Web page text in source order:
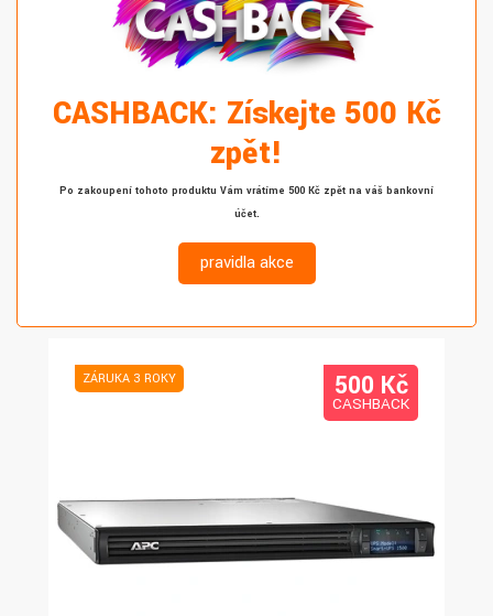
CASHBACK: Získejte 500 Kč
zpět!
Po zakoupení tohoto produktu Vám vrátíme 500 Kč zpět na váš bankovní
účet.
pravidla akce
500 Kč
CASHBACK
ZÁRUKA 3 ROKY